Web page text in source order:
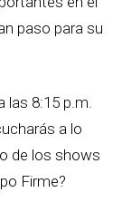
paso para su
las 8:15 p.m.
a lo
de los shows
Firme?